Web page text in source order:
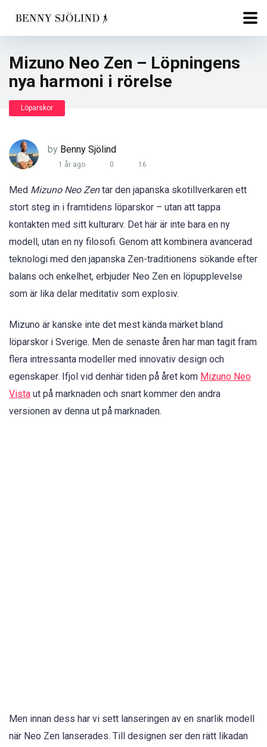
Mizuno Neo Zen – Löpningens
nya harmoni i rörelse
Löparskor
by Benny Sjölind
1 år ago 0 16
Med Mizuno Neo Zentar den japanska skotillverkaren ett
stort steg in i framtidens löparskor – utan att tappa
kontakten med sitt kulturarv. Det här är inte bara en ny
modell, utan en ny filosofi. Genom att kombinera avancerad
teknologi med den japanska Zen-traditionens sökande efter
balans och enkelhet, erbjuder Neo Zen en löpupplevelse
som är lika delar meditativ som explosiv.
Mizuno är kanske inte det mest kända märket bland
löparskor i Sverige. Men de senaste åren har man tagit fram
flera intressanta modeller med innovativ design och
egenskaper. Ifjol vid denhär tiden på året kom Mizuno Neo
Vista ut på marknaden och snart kommer den andra
versionen av denna ut på marknaden.
Men innan dess har vi sett lanseringen av en snarlik modell
när Neo Zen lanserades. Till designen ser den rätt likadan